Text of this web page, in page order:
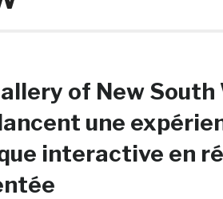
of New
une
interactive en